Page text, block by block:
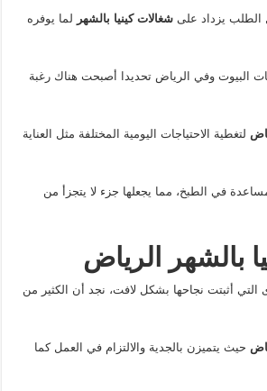
الطلب يزداد علىشغالات كينيا بالشهر لما يوفره
البيوت وفي الرياض تحديدا أصبحت هناك رغبة
لتغطية الاحتياجات اليومية المختلفة مثل العناية
في الطبخ، مما يجعلها جزء لا يتجزأ من
بالشهر الرياض
التي أثبتت نجاحها بشكل لافت، نجد أن الكثير من
حيث يتميزن بالجدية والالتزام في العمل كما